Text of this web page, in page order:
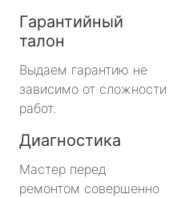
Гарантийный
талон
Выдаем гарантию не
зависимо от сложности
работ.
Диагностика
Мастер перед
ремонтом совершенно